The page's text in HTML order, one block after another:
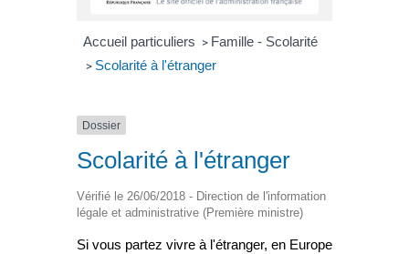
Accueil particuliers > Famille - Scolarité
> Scolarité à l'étranger
Dossier
Scolarité à l'étranger
Vérifié le 26/06/2018 - Direction de l'information
légale et administrative (Première ministre)
Si vous partez vivre à l'étranger, en Europe